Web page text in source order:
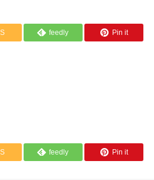
feedly Pin it
feedly Pin it